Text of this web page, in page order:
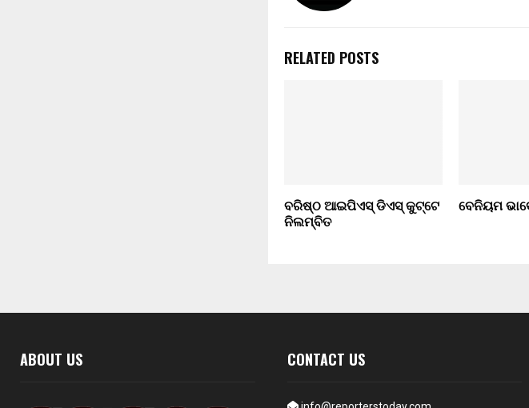
RELATED POSTS
ବରିଷ୍ଠ ଆଇପିଏସ୍ ଡିଏସ୍ କୁଟ୍ଟେ
ନିଲମ୍ବିତ
ବେନିୟମ
ABOUT US CONTACT US